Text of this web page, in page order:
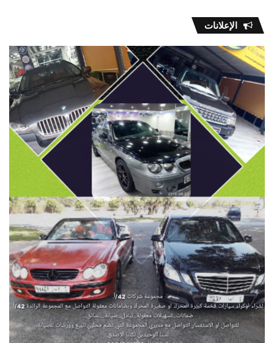
الإعلانات